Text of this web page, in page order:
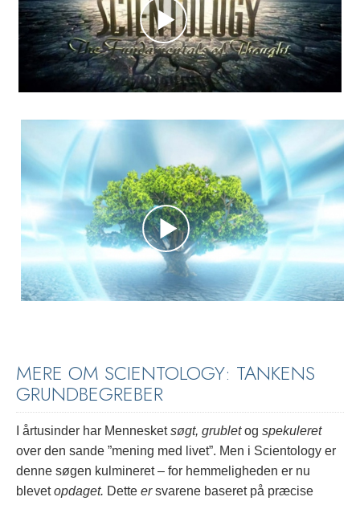
MERE OM SCIENTOLOGY: TANKENS
GRUNDBEGREBER
I årtusinder har Mennesketsøgt, grubletog spekuleret
over den sande ”mening med livet”. Men i Scientology er
denne søgen kulmineret – for hemmeligheden er nu
blevetopdaget. Dette ersvarene baseret på præcise